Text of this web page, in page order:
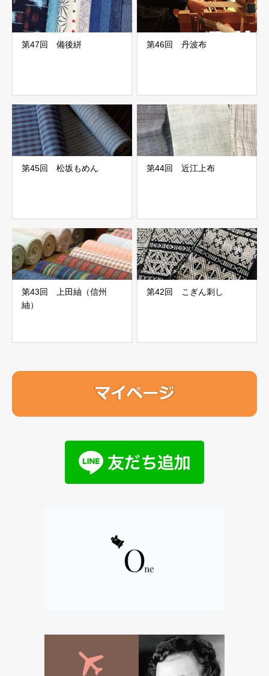
第47回 備後絣 第46回 丹波布
第45回 松坂もめん 第44回 近江上布
第43回 上田紬（信州
紬）
第42回 こぎん刺し